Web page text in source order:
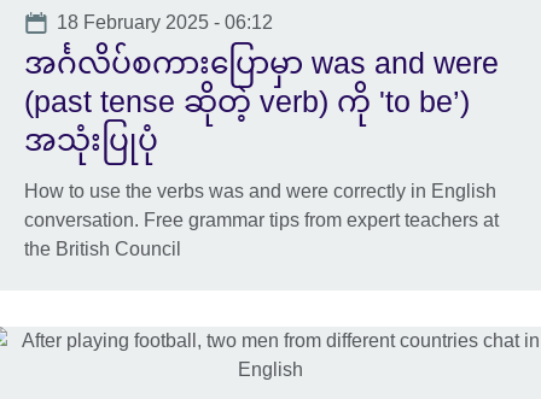
Date
18 February 2025 - 06:12
အင်္ဂလိပ်စကားပြောမှာ was and were
(past tense ဆိုတဲ့ verb) ကို 'to be’)
အသုံးပြုပုံ
How to use the verbs was and were correctly in English
conversation. Free grammar tips from expert teachers at
the British Council